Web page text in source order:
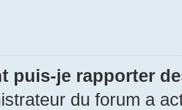
puis-je rapporter
du forum a